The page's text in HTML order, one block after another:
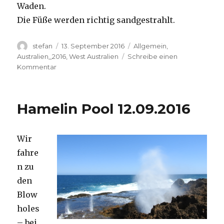
Waden.
Die Füße werden richtig sandgestrahlt.
Autor
stefan
Veröffentlicht
am
13. September 2016 Kategorien
Allgemein
Australien_2016 ,West Australien
Schreibe einen
Kommentarzu
Hamelin Pool 12.09.2016
Wir
fahre
n zu
den
Blow
holes